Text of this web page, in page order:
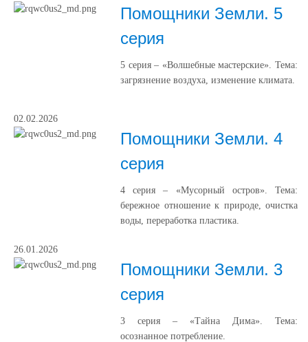
Помощники Земли. 5
серия
5 серия – «Волшебные мастерские». Тема:
загрязнение воздуха, изменение климата.
02.02.2026
Помощники Земли. 4
серия
4 серия – «Мусорный остров». Тема:
бережное отношение к природе, очистка
воды, переработка пластика.
26.01.2026
Помощники Земли. 3
серия
3 серия – «Тайна Дима». Тема:
осознанное потребление.